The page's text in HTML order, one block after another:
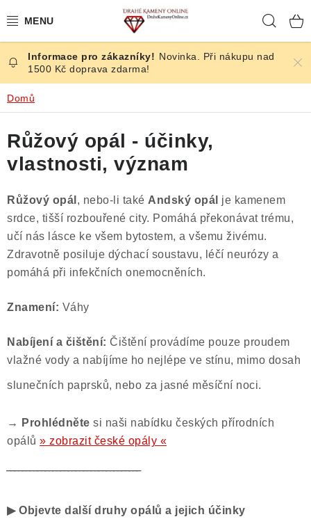
na
ČESKÉ KAMENY
ŠPERKY
KAMENY ZE SVĚTA
BROUŠENÉ
SLEVY
ÚČINKY
KRYSTALY
ČLÁNKY
NALEZIŠTĚ
NÁŠ PŘÍBĚH
VIDEOGALERIE
Novinka. Při nákupu nad
1500 Kč doprava zdarma!
Domů
Růžový opál - účinky,
vlastnosti, význam
Růžový opál , nebo-li také Andský opál je kamenem
srdce, tišší rozbouřené city. Pomáhá překonávat trému,
učí nás lásce ke všem bytostem, a všemu živému.
Zdravotně posiluje dýchací soustavu, léčí neurózy a
pomáhá při infekčních onemocněních.
Znamení: Váhy
Nabíjení a čištění: Čištění provádíme pouze proudem
vlažné vody a nabíjíme ho nejlépe ve stínu, mimo dosah
slunečních paprsků, nebo za jasné měsíční noci.
→ Prohlédněte si naši nabídku českých přírodních
opálů » zobrazit české opály «
‾‾‾‾‾‾‾‾‾‾‾‾‾‾‾‾‾‾‾‾‾‾‾‾‾‾‾‾‾‾‾‾‾‾‾
▶ Objevte další druhy opálů a jejich účinky